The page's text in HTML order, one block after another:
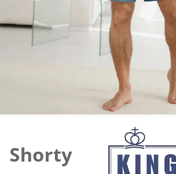
Shorty